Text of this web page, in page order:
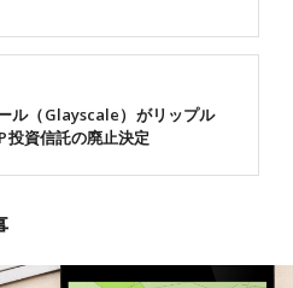
ル（Glayscale）がリップル
投資信託の廃止決定